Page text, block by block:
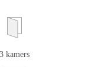
3 kamers